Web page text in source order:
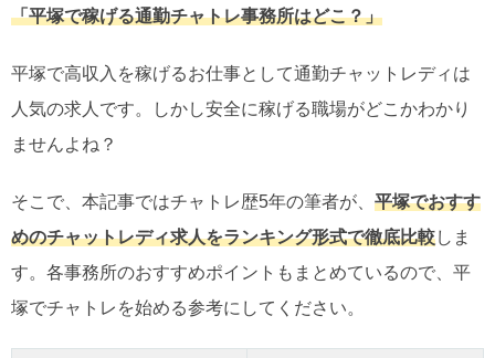
「平塚で稼げる通勤チャトレ事務所はどこ？」
平塚で高収入を稼げるお仕事として通勤チャットレディは
人気の求人です。しかし安全に稼げる職場がどこかわかり
ませんよね？
そこで、本記事ではチャトレ歴5年の筆者が、 平塚でおすす
めのチャットレディ求人をランキング形式で徹底比較しま
す。各事務所のおすすめポイントもまとめているので、平
塚でチャトレを始める参考にしてください。